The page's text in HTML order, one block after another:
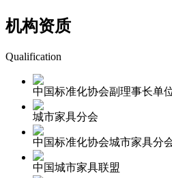
机构资质
Qualification
中国标准化协会副理事长单
城市家具分会
中国标准化协会城市家具分
中国城市家具联盟